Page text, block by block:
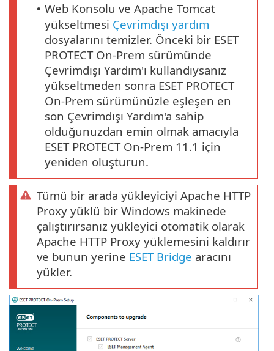
• Web Konsolu ve Apache Tomcat
yükseltmesi Çevrimdışı yardım
dosyalarını temizler. Önceki bir ESET
PROTECT On-Prem sürümünde
Çevrimdışı Yardım'ı kullandıysanız
yükseltmeden sonra ESET PROTECT
On-Prem sürümünüzle eşleşen en
son Çevrimdışı Yardım'a sahip
olduğunuzdan emin olmak amacıyla
ESET PROTECT On-Prem 11.1 için
yeniden oluşturun.
Tümü bir arada yükleyiciyi Apache HTTP
Proxy yüklü bir Windows makinede
çalıştırırsanız yükleyici otomatik olarak
Apache HTTP Proxy yüklemesini kaldırır
ve bunun yerine ESET Bridge aracını
yükler.